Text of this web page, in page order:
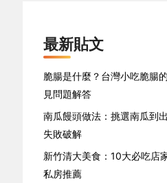
最新貼文
脆腸是什麼？台灣小吃脆腸
見問題解答
南瓜饅頭做法：挑選南瓜到
失敗破解
新竹清大美食：10大必吃店
私房推薦